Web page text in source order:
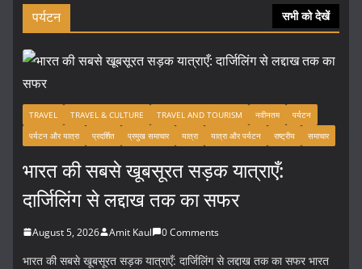
पर्यटन सभी को देखें
TRAVEL TRAVEL & CULTURE TRAVEL AND TOURISM नवीनतम
पर्यटन
पर्यटन और यात्रा
प्रदर्शित प्रमुख समाचार यात्रा यात्रा और पर्यटन राष्ट्रीय समाचार
भारत की सबसे खूबसूरत सड़क यात्राएँ:
दार्जिलिंग से लद्दाख तक का सफर
August 5, 2026 Amit Kaul 0 Comments
भारत की सबसे खूबसूरत सड़क यात्राएँ: दार्जिलिंग से लद्दाख तक का सफर भारत